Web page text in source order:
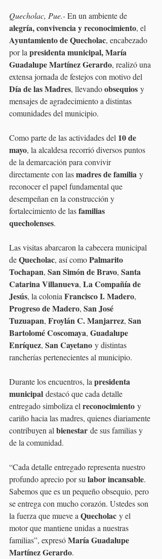
Quecholac, Pue.- En un ambiente de
alegría, convivencia y reconocimiento, el
Ayuntamiento de Quecholac, encabezado
por la presidenta municipal, María
Guadalupe Martínez Gerardo, realizó una
extensa jornada de festejos con motivo del
Día de las Madres, llevando obsequios y
mensajes de agradecimiento a distintas
comunidades del municipio.
Como parte de las actividades del 10 de
mayo, la alcaldesa recorrió diversos puntos
de la demarcación para convivir
directamente con las madres de familia y
reconocer el papel fundamental que
desempeñan en la construcción y
fortalecimiento de las familias
quecholenses.
Las visitas abarcaron la cabecera municipal
de Quecholac, así como Palmarito
Tochapan, San Simón de Bravo, Santa
Catarina Villanueva, La Compañía de
Jesús, la colonia Francisco I. Madero,
Progreso de Madero, San José
Tuzuapan, Froylán C. Manjarrez, San
Bartolomé Coscomaya, Guadalupe
Enríquez, San Cayetano y distintas
rancherías pertenecientes al municipio.
Durante los encuentros, la presidenta
municipal destacó que cada detalle
entregado simboliza el reconocimiento y
cariño hacia las madres, quienes diariamente
contribuyen al bienestar de sus familias y
de la comunidad.
“Cada detalle entregado representa nuestro
profundo aprecio por su labor incansable.
Sabemos que es un pequeño obsequio, pero
se entrega con mucho corazón. Ustedes son
la fuerza que mueve a Quecholac y el
motor que mantiene unidas a nuestras
familias”, expresó María Guadalupe
Martínez Gerardo.